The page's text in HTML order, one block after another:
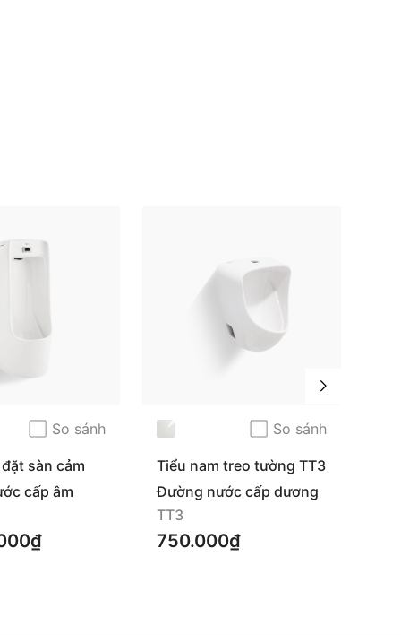
So sánh
sàn cảm
cấp âm
So sánh
Tiểu nam treo tường TT3
Đường nước cấp dương
TT3
750.000₫